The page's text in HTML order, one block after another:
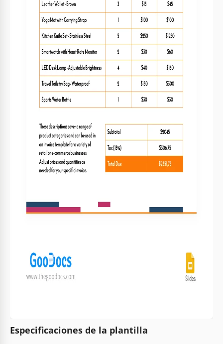
Especificaciones de la plantilla